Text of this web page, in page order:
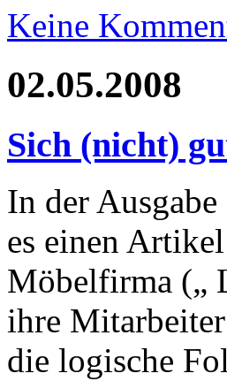
Keine
02.05.2008
Sich (nicht)
In der
es einen
Möbelfirma („
ihre
die logische